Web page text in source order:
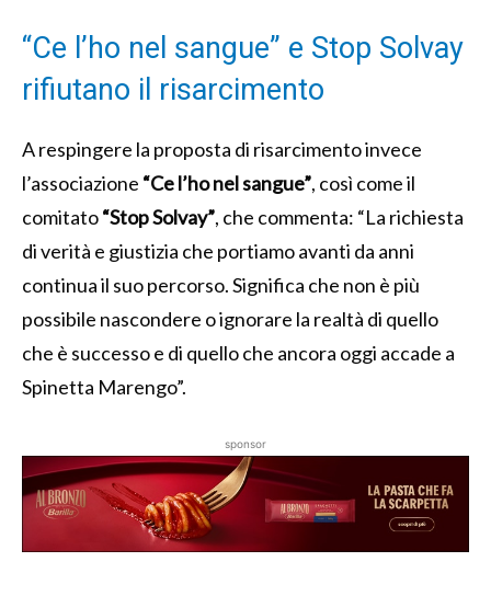
“Ce l’ho nel sangue” e Stop Solvay
rifiutano il risarcimento
A respingere la proposta di risarcimento invece
l’associazione “Ce l’ho nel sangue”, così come il
comitato“Stop Solvay”, che commenta: “La richiesta
di verità e giustizia che portiamo avanti da anni
continua il suo percorso. Significa che non è più
possibile nascondere o ignorare la realtà di quello
che è successo e di quello che ancora oggi accade a
Spinetta Marengo”.
sponsor